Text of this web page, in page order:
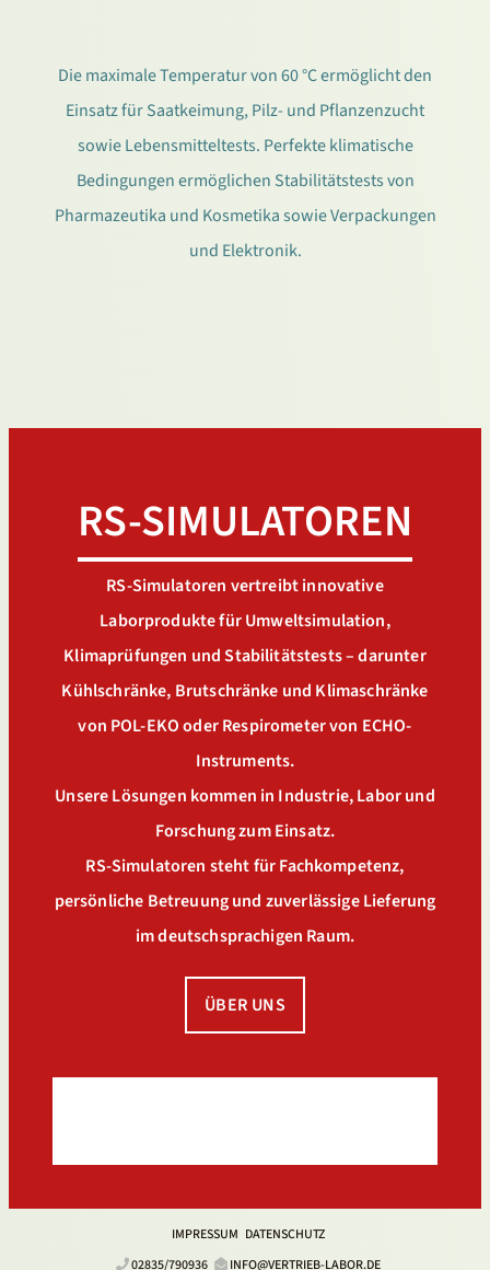
Die maximale Temperatur von 60 °C ermöglicht den
Einsatz für Saatkeimung, Pilz- und Pflanzenzucht
sowie Lebensmitteltests. Perfekte klimatische
Bedingungen ermöglichen Stabilitätstests von
Pharmazeutika und Kosmetika sowie Verpackungen
und Elektronik.
RS-SIMULATOREN
RS-Simulatoren vertreibt innovative
Laborprodukte für Umweltsimulation,
Klimaprüfungen und Stabilitätstests – darunter
Kühlschränke, Brutschränke und Klimaschränke
von POL-EKO oder Respirometer von ECHO-
Instruments.
Unsere Lösungen kommen in Industrie, Labor und
Forschung zum Einsatz.
RS-Simulatoren steht für Fachkompetenz,
persönliche Betreuung und zuverlässige Lieferung
im deutschsprachigen Raum.
ÜBER UNS
IMPRESSUM DATENSCHUTZ
02835/790936
INFO@VERTRIEB-LABOR.DE